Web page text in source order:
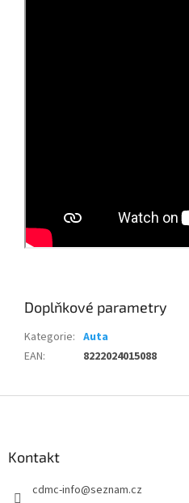
Doplňkové parametry
Kategorie: Auta
EAN: 8222024015088
Kontakt
cdmc-info@seznam.cz